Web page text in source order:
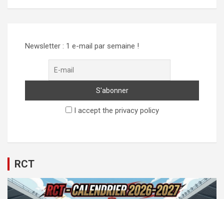
Newsletter : 1 e-mail par semaine !
I accept the privacy policy
RCT